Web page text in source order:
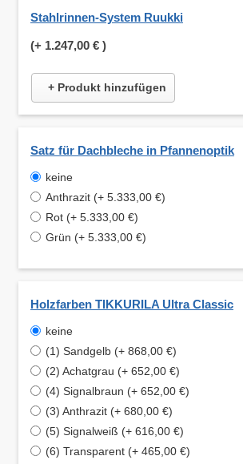
Stahlrinnen-System Ruukki
(+ 1.247,00 € )
+ Produkt hinzufügen
Satz für Dachbleche in Pfannenoptik
keine
Anthrazit (+ 5.333,00 €)
Rot (+ 5.333,00 €)
Grün (+ 5.333,00 €)
Holzfarben TIKKURILA Ultra Classic
keine
(1) Sandgelb (+ 868,00 €)
(2) Achatgrau (+ 652,00 €)
(4) Signalbraun (+ 652,00 €)
(3) Anthrazit (+ 680,00 €)
(5) Signalweiß (+ 616,00 €)
(6) Transparent (+ 465,00 €)